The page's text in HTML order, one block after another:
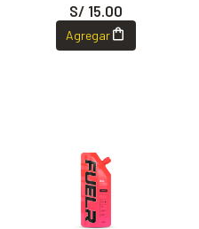
S/ 15.00
Agregar